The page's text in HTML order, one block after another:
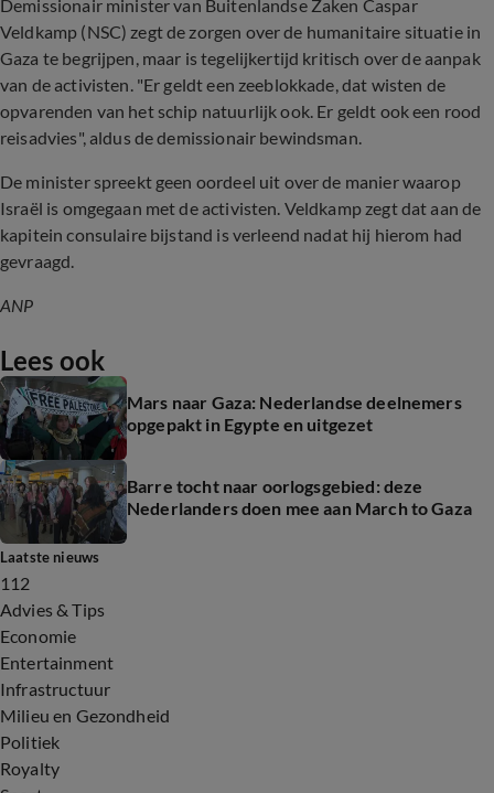
Demissionair minister van Buitenlandse Zaken Caspar
Veldkamp (NSC) zegt de zorgen over de humanitaire situatie in
Gaza te begrijpen, maar is tegelijkertijd kritisch over de aanpak
van de activisten. "Er geldt een zeeblokkade, dat wisten de
opvarenden van het schip natuurlijk ook. Er geldt ook een rood
reisadvies", aldus de demissionair bewindsman.
De minister spreekt geen oordeel uit over de manier waarop
Israël is omgegaan met de activisten. Veldkamp zegt dat aan de
kapitein consulaire bijstand is verleend nadat hij hierom had
gevraagd.
ANP
Lees ook
Mars naar Gaza: Nederlandse deelnemers
opgepakt in Egypte en uitgezet
Barre tocht naar oorlogsgebied: deze
Nederlanders doen mee aan March to Gaza
Laatste nieuws
112
Advies & Tips
Economie
Entertainment
Infrastructuur
Milieu en Gezondheid
Politiek
Royalty